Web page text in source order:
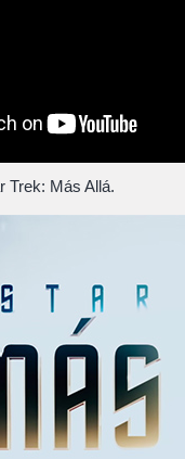
Trek: Más Allá.